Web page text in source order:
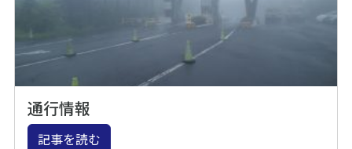
通行情報
記事を読む